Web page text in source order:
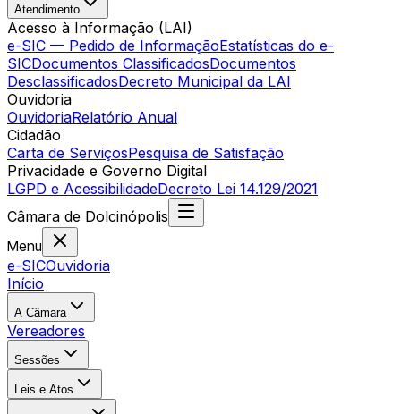
Atendimento
Acesso à Informação (LAI)
e-SIC — Pedido de InformaçãoEstatísticas do e-
SICDocumentos ClassificadosDocumentos
DesclassificadosDecreto Municipal da LAI
Ouvidoria
OuvidoriaRelatório Anual
Cidadão
Carta de ServiçosPesquisa de Satisfação
Privacidade e Governo Digital
LGPD e AcessibilidadeDecreto Lei 14.129/2021
Câmara de Dolcinópolis
Menu
e-SICOuvidoria
Início
A Câmara
Vereadores
Sessões
Leis e Atos